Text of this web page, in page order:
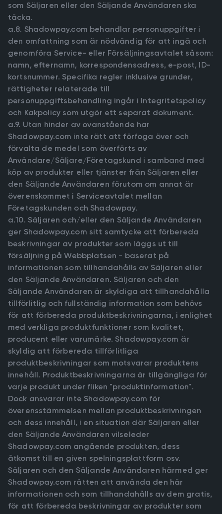
som Säljaren eller den Säljande Användaren ska
täcka.
a.8. Shadowpay.com behandlar personuppgifter i
den omfattning som är nödvändig för att ingå och
genomföra Service- eller Försäljningsavtalet såsom:
namn, efternamn, korrespondensadress, e-post, ID-
kortsnummer. Specifika regler inklusive grunder,
rättigheter relaterade till
personuppgiftsbehandling ingår i Integritetspolicy
och Kakpolicy som utgör ett separat dokument.
a.9. Utan hinder av ovanstående har
Shadowpay.com inte rätt att förfoga över och
förvalta de medel som överförts av
Användare/Säljare/Företagskund i samband med
köp av produkter eller tjänster från Säljaren eller
den Säljande Användaren förutom om annat är
överenskommet i Serviceavtalet mellan
Företagskunden och Shadowpay.
a.10. Säljaren och/eller den Säljande Användaren
ger Shadowpay.com sitt samtycke att förbereda
beskrivningar av produkter som läggs ut till
försäljning på Webbplatsen - baserat på
informationen som tillhandahålls av Säljaren eller
den Säljande Användaren. Säljaren och den
Säljande Användaren är skyldiga att tillhandahålla
tillförlitlig och fullständig information som behövs
för att förbereda produktbeskrivningarna, i enlighet
med verkliga produktfunktioner som kvalitet,
producent eller varumärke. Shadowpay.com är
skyldig att förbereda tillförlitliga
produktbeskrivningar som motsvarar produktens
innehåll. Produktbeskrivningarna är tillgängliga för
varje produkt under fliken "produktinformation".
Dock ansvarar inte Shadowpay.com för
överensstämmelsen mellan produktbeskrivningen
och dess innehåll, i en situation där Säljaren eller
den Säljande Användaren vilseleder
Shadowpay.com angående produkten, dess
åtkomst till en given spelningsplattform osv.
Säljaren och den Säljande Användaren härmed ger
Shadowpay.com rätten att använda den här
informationen och som tillhandahålls av dem gratis,
för att förbereda beskrivningar av produkter som